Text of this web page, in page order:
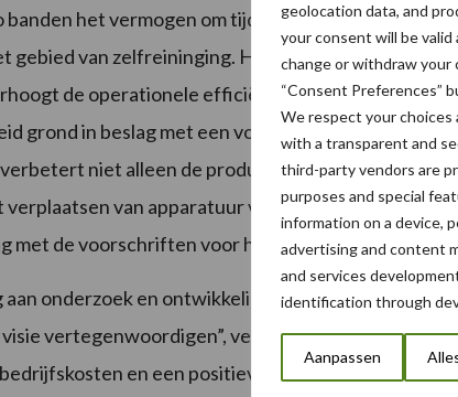
geolocation data, and
your consent will be valid
change or withdraw your
“Consent Preferences”
We respect your choices
with a transparent and
third-party vendors are
purposes and special
information on a device,
advertising and content
and services
identification through
Aanpassen
banden hetvermogen om tijdens het gebruik vrij te
gebied van zelfreininging. Hierdoor besteedt men
de operationele efficiëntie. Tijdens de tests
grond in beslag met een voordeel van acht tot 126
niet alleen de productiviteit, maar draagt
verplaatsen van apparatuur van het ene veld naar
met de voorschriften voor het reinigen van
onderzoek en ontwikkeling van oplossingen
vertegenwoordigen”, vertelt Lucia Salmaso,
en een positieve impact op het milieu